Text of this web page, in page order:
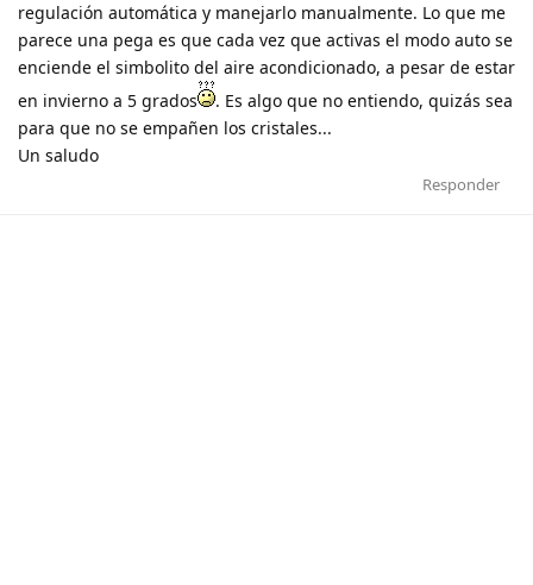
regulación automática y manejarlo manualmente. Lo que me
parece una pega es que cada vez que activas el modo auto se
enciende el simbolito del aire acondicionado, a pesar de estar
en invierno a 5 grados
. Es algo que no entiendo, quizás sea
para que no se empañen los cristales...
Un saludo
Responder